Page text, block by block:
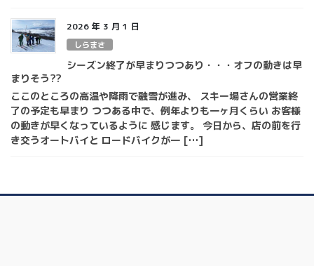
2026 年 3 月 1 日
しらまさ
シーズン終了が早まりつつあり・・・オフの動きは早
まりそう??
ここのところの高温や降雨で融雪が進み、 スキー場さんの営業終
了の予定も早まり つつある中で、例年よりも一ヶ月くらい お客様
の動きが早くなっているように 感じます。 今日から、店の前を行
き交うオートバイと ロードバイクが一 […]